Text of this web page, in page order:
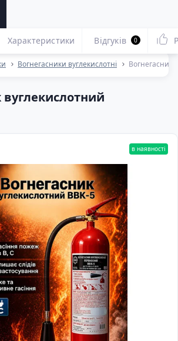
Вогнегасники вуглекислотні Вогнегасник
вуглекислотний
Характеристики Відгуків 0
в наявності